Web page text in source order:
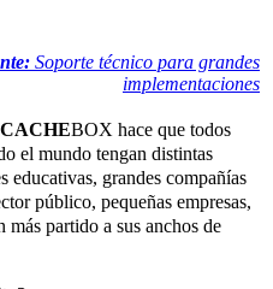
Soporte técnico para grandes
implementaciones
CACHEBOX hace que todos
el mundo tengan distintas
educativas, grandes compañías
público, pequeñas empresas,
más partido a sus anchos de